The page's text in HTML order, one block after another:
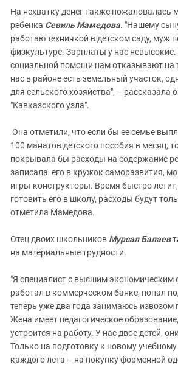
На нехватку денег также пожаловалась
ребенка Севиль Мамедова. "Нашему
работаю техничкой в детском саду, муж
физкультуре. Зарплаты у нас невысокие.
социальной помощи нам отказывают на
нас в районе есть земельный участок,
для сельского хозяйства", – рассказала
"Кавказского узла".
Она отметили, что если бы ее семье
100 манатов детского пособия в месяц,
покрывала бы расходы на содержание
записала его в кружок саморазвития,
игры-конструкторы. Время быстро
готовить его в школу, расходы будут
отметила Мамедова.
Отец двоих школьников Мурсал Балаев
на материальные трудности.
"Я специалист с высшим экономическим
работал в коммерческом банке, попал
теперь уже два года занимаюсь извозом
Жена имеет педагогическое
устроится на работу. У нас двое детей,
Только на подготовку к новому учебному
каждого лета – на покупку форменной